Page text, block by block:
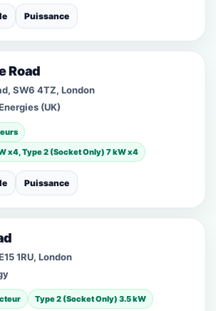
Puissance
Road
SW6 4TZ, London
(UK)
x4, Type 2 (Socket Only) 7 kW x4
Puissance
1RU, London
Type 2 (Socket Only) 3.5 kW